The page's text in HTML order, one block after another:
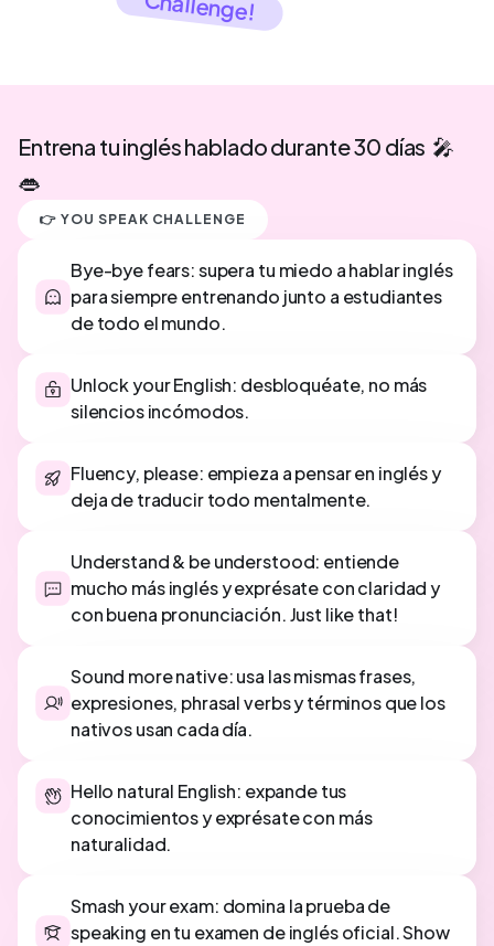
Entrena tu inglés hablado durante 30 días 🎤
👄
👉 YOU SPEAK CHALLENGE
Bye-bye fears: supera tu miedo a hablar inglés
para siempre entrenando junto a estudiantes
de todo el mundo.
Unlock your English: desbloquéate, no más
silencios incómodos.
Fluency, please: empieza a pensar en inglés y
deja de traducir todo mentalmente.
Understand & be understood: entiende
mucho más inglés y exprésate con claridad y
con buena pronunciación. Just like that!
Sound more native: usa las mismas frases,
expresiones, phrasal verbs y términos que los
nativos usan cada día.
Hello natural English: expande tus
conocimientos y exprésate con más
naturalidad.
Smash your exam: domina la prueba de
speaking en tu examen de inglés oficial. Show